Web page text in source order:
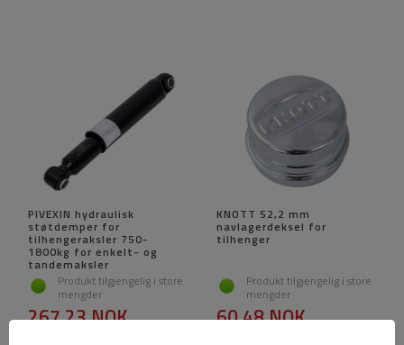
PIVEXIN hydraulisk
støtdemper for
tilhengeraksler 750-
1800kg for enkelt- og
tandemaksler
Produkt tilgjengelig i store
mengder
267,23 NOK
KNOTT 52,2 mm
navlagerdeksel for
tilhenger
Produkt tilgjengelig i store
mengder
60,48 NOK